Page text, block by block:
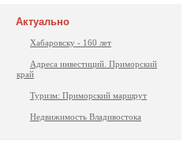
Актуально
Хабаровску - 160 лет
Адреса инвестиций. Приморский
край
Туризм: Приморский маршрут
Недвижимость Владивостока